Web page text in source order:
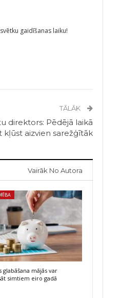
gaidīšanas laiku!
TĀLĀK
direktors: Pēdējā laikā
aizvien sarežģītāk
Vairāk No Autora
glabāšana mājās var
simtiem eiro gadā